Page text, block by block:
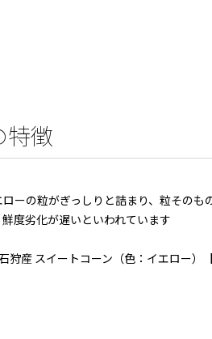
特徴
ーの粒がぎっしりと詰まり、粒そのも
度劣化が遅いといわれています
狩産 スイートコーン（色：イエロー）